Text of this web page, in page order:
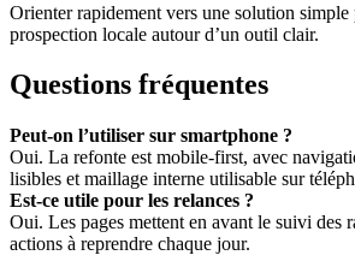
Orienter rapidement vers une solution simple
prospection locale autour d’un outil clair.
Questions fréquentes
Peut-on l’utiliser sur smartphone ?
Oui. La refonte est mobile-first, avec
lisibles et maillage interne utilisable sur
Est-ce utile pour les relances ?
Oui. Les pages mettent en avant le suivi des
actions à reprendre chaque jour.